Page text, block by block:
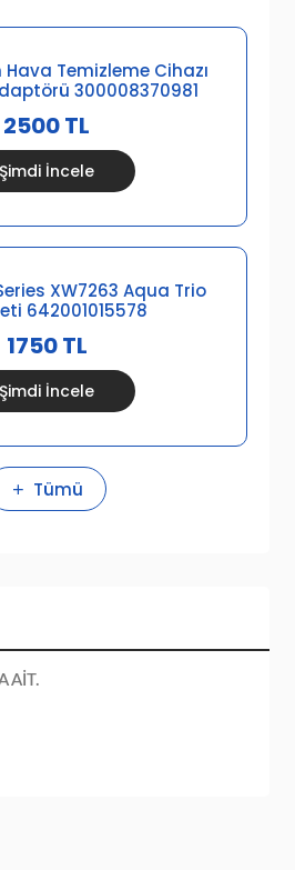
Hava Temizleme Cihazı
300008370981
2500 TL
Şimdi İncele
XW7263 Aqua Trio
642001015578
1750 TL
Şimdi İncele
Tümü
AİT.